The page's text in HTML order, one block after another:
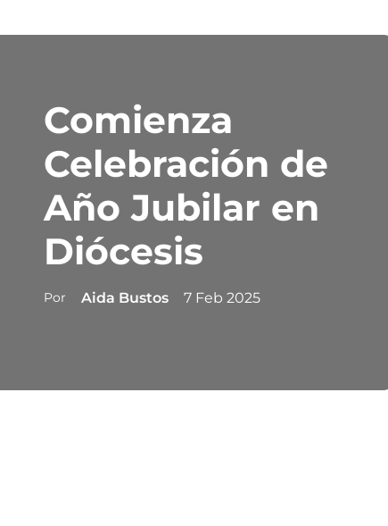
Comienza
Celebración de
Año Jubilar en
Diócesis
Por Aida Bustos 7 Feb 2025